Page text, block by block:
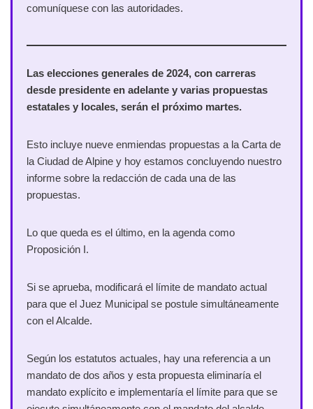
comuníquese con las autoridades.
Las elecciones generales de 2024, con carreras
desde presidente en adelante y varias propuestas
estatales y locales, serán el próximo martes.
Esto incluye nueve enmiendas propuestas a la Carta de
la Ciudad de Alpine y hoy estamos concluyendo nuestro
informe sobre la redacción de cada una de las
propuestas.
Lo que queda es el último, en la agenda como
Proposición I.
Si se aprueba, modificará el límite de mandato actual
para que el Juez Municipal se postule simultáneamente
con el Alcalde.
Según los estatutos actuales, hay una referencia a un
mandato de dos años y esta propuesta eliminaría el
mandato explícito e implementaría el límite para que se